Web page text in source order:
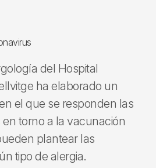
del Hospital
ha elaborado un
el que se responden las
torno a la vacunación
plantear las
tipo de alergia.